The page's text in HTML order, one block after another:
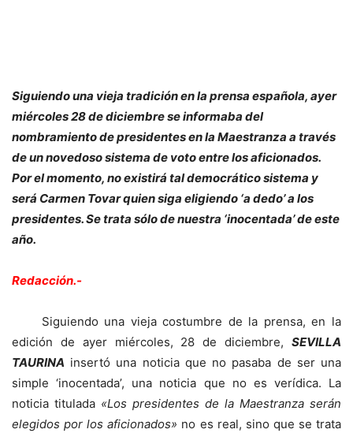
Siguiendo una vieja tradición en la prensa española, ayer
miércoles 28 de diciembre se informaba del
nombramiento de presidentes en la Maestranza a través
de un novedoso sistema de voto entre los aficionados.
Por el momento, no existirá tal democrático sistema y
será Carmen Tovar quien siga eligiendo ‘a dedo’ a los
presidentes. Se trata sólo de nuestra ‘inocentada’ de este
año.
Redacción.-
Siguiendo una vieja costumbre de la prensa, en la
edición de ayer miércoles, 28 de diciembre, SEVILLA
TAURINA insertó una noticia que no pasaba de ser una
simple ‘inocentada’, una noticia que no es verídica. La
noticia titulada «Los presidentes de la Maestranza serán
elegidos por los aficionados» no es real, sino que se trata